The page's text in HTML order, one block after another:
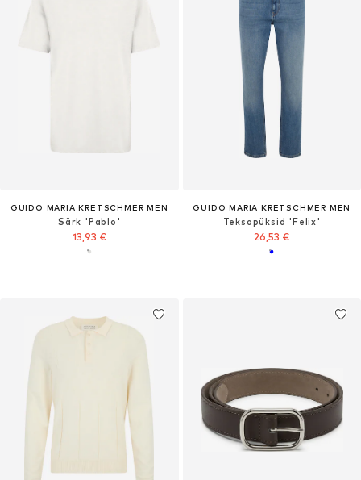
GUIDO MARIA KRETSCHMER MEN
Särk 'Pablo'
13,93 €
GUIDO MARIA KRETSCHMER MEN
Teksapüksid 'Felix'
26,53 €